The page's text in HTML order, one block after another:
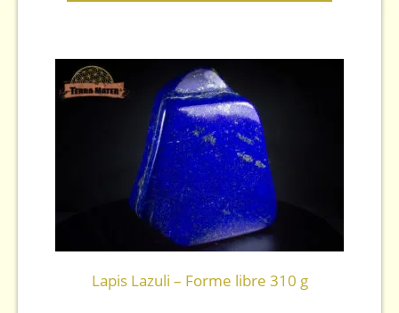
Lapis Lazuli – Forme libre 310 g